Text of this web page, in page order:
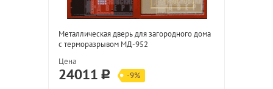
Металлическая дверь для загородного дома
с терморазрывом МД-952
Цена
24011 -9%